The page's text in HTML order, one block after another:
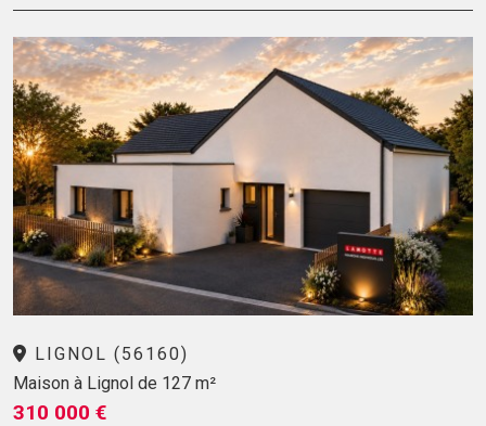
LIGNOL (56160)
Maison à Lignol de 127 m²
310 000 €